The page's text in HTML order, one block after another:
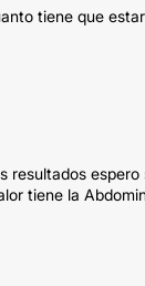
tiene que
resultados espero
tiene la